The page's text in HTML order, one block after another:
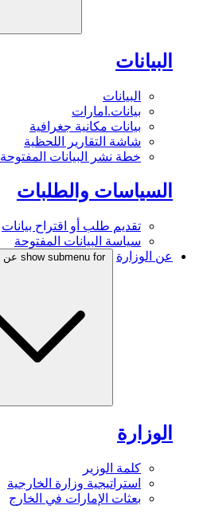
البيانات
البيانات
بيانات.امارات
بيانات مكانية جغرافية
شاشة التقارير اللحظية
خطة نشر البيانات المفتوحة
السياسات والطلبات
تقديم طلب أو اقتراح بيانات
سياسة البيانات المفتوحة
عن الوزارة
show submenu for عن الوزارة
الوزارة
كلمة الوزير
استراتيجية وزارة الخارجية
بعثات الإمارات في الخارج